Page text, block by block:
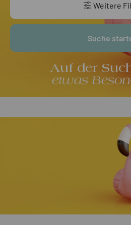
Auf der
etwas
Weitere
Suche